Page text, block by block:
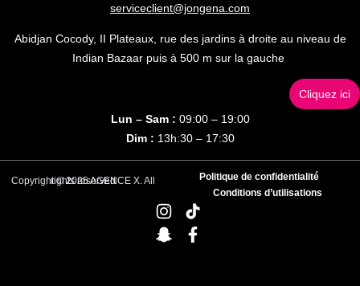
serviceclient@jongena.com
Abidjan Cocody, II Plateaux, rue des jardins à droite au niveau de
Indian Bazaar puis à 500 m sur la gauche
Cliquez ici
Lun – Sam : 09:00 – 19:00
Dim : 13h:30 – 17:30
Copyright © 2025 AGENCE X. All rights reserved
Politique de confidentialité
Conditions d’utilisations